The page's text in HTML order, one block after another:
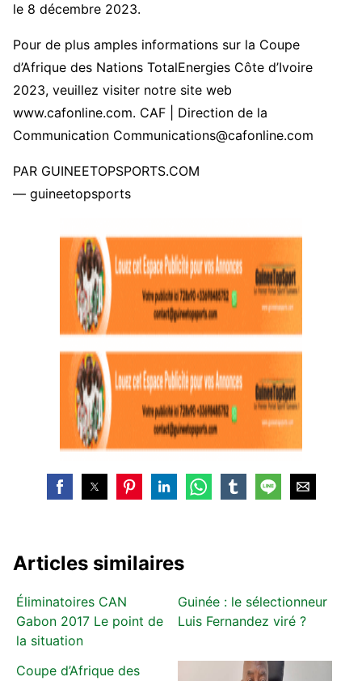
le 8 décembre 2023.
Pour de plus amples informations sur la Coupe
d’Afrique des Nations TotalEnergies Côte d’Ivoire
2023, veuillez visiter notre site web
www.cafonline.com. CAF | Direction de la
Communication Communications@cafonline.com
PAR GUINEETOPSPORTS.COM
— guineetopsports
Articles similaires
Éliminatoires CAN
Gabon 2017 Le point de
la situation
Guinée : le sélectionneur
Luis Fernandez viré ?
Coupe d’Afrique des